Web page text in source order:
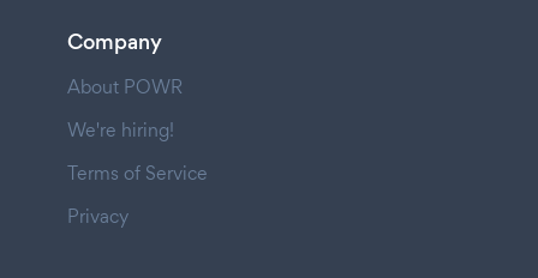
Company
About POWR
We're hiring!
Terms of Service
Privacy